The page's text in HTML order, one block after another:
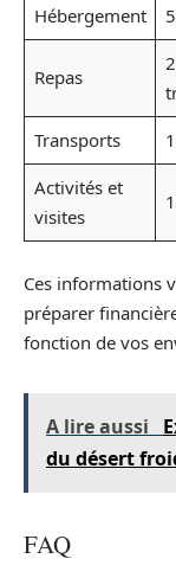
Hébergement
Repas
Transports
Activités et
visites
Ces informations
préparer
fonction de vos
A lire aussi
du désert
FAQ